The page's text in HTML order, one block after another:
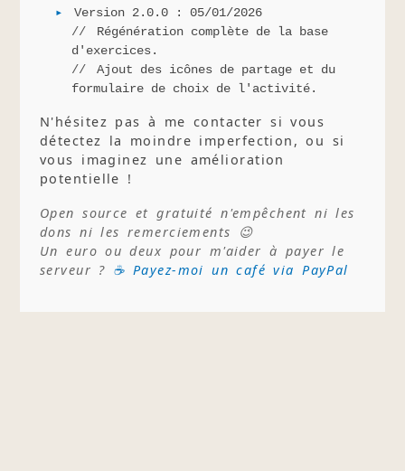
Version 2.0.0 : 05/01/2026
Régénération complète de la base
d'exercices.
Ajout des icônes de partage et du
formulaire de choix de l'activité.
N'hésitez pas à me contacter si vous
détectez la moindre imperfection, ou si
vous imaginez une amélioration
potentielle !
Open source et gratuité n'empêchent ni les
dons ni les remerciements 😉
Un euro ou deux pour m'aider à payer le
serveur ? ☕ Payez-moi un café via PayPal